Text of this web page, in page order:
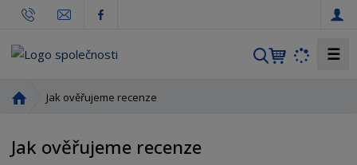
V
☰
d
Jak ověřujeme recenze
Jak ověřujeme recenze